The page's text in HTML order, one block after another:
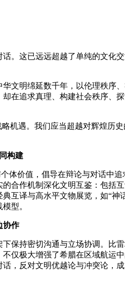
这已远远超越了单纯的文化交
明绵延数千年，以伦理秩序
在追求真理、构建社会秩序、
遇。我们应当超越对辉煌历史
构建
价值，倡导在辩论与对话中
合作机制深化文明互鉴：包括
互译与高水平文物展览，如“
型。
协作
持密切沟通与立场协调。比雷
仅极大增强了希腊在区域航运
，反对文明优越论与冲突论，